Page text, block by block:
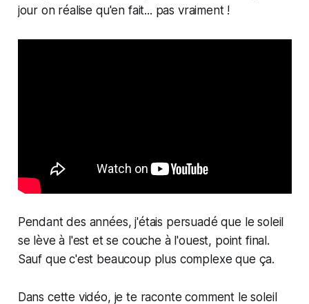
jour on réalise qu'en fait... pas vraiment !
Pendant des années, j'étais persuadé que le soleil
se lève à l'est et se couche à l'ouest, point final.
Sauf que c'est beaucoup plus complexe que ça.
Dans cette vidéo, je te raconte comment le soleil